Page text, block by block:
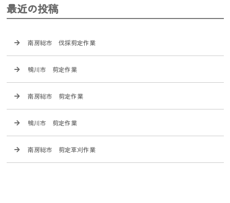
最近の投稿
南房総市 伐採剪定作業
鴨川市 剪定作業
南房総市 剪定作業
鴨川市 剪定作業
南房総市 剪定草刈作業